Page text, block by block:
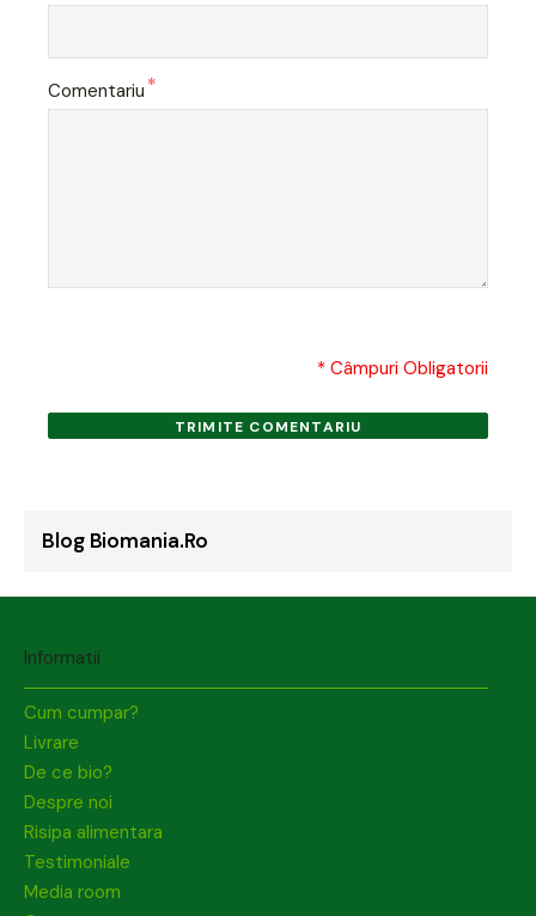
Comentariu *
* Câmpuri Obligatorii
TRIMITE COMENTARIU
Blog Biomania.ro
Informatii
Cum cumpar?
Livrare
De ce bio?
Despre noi
Risipa alimentara
Testimoniale
Media room